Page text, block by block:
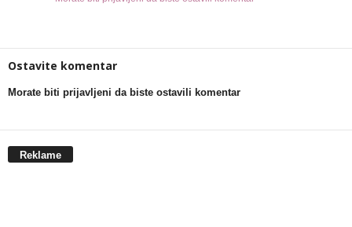
Ostavite komentar
Morate biti prijavljeni da biste ostavili komentar
Reklame